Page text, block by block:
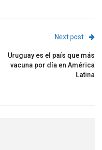
Next post
Uruguay es el país que más
vacuna por día en América
Latina